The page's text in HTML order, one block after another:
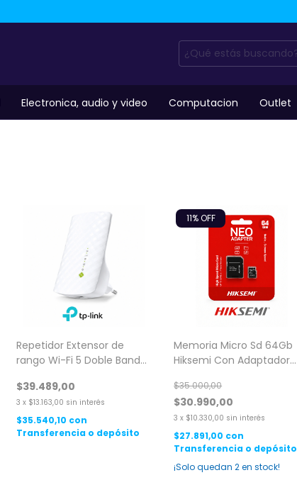
Electronica, audio y video Computacion Outlet
Repetidor Extensor de
rango Wi-Fi 5 Doble Banda
$39.489,00
3 x $13.163,00 sin interés
$35.540,10 con
Transferencia o depósito
Memoria Micro Sd 64Gb
Hiksemi Con Adaptador
$30.990,00
$35.000,00
11% OFF
3 x $10.330,00 sin interés
$27.891,00 con
Transferencia o depósito
¡Solo quedan2en stock!